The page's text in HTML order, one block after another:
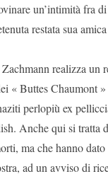
un’intimità fra
restata sua
realizza un
« Buttes Chaumont
perlopiù ex
Anche qui si tratta
ma che hanno
ad un avviso di